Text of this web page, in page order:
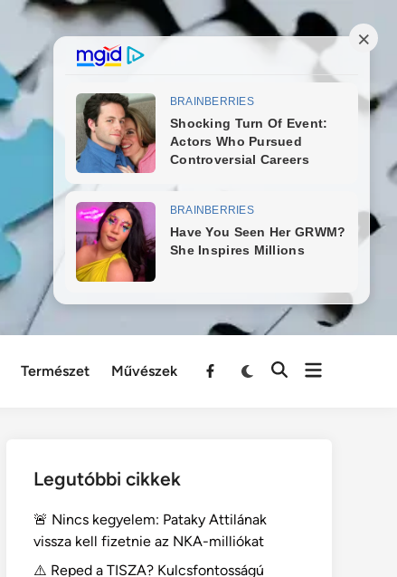
Természet Művészek
Menu
Legutóbbi cikkek
🚨 Nincs kegyelem: Pataky Attilának
vissza kell fizetnie az NKA-milliókat
⚠️ Reped a TISZA? Kulcsfontosságú